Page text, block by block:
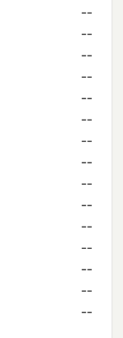
--
--
--
--
--
--
--
--
--
--
--
--
--
--
--